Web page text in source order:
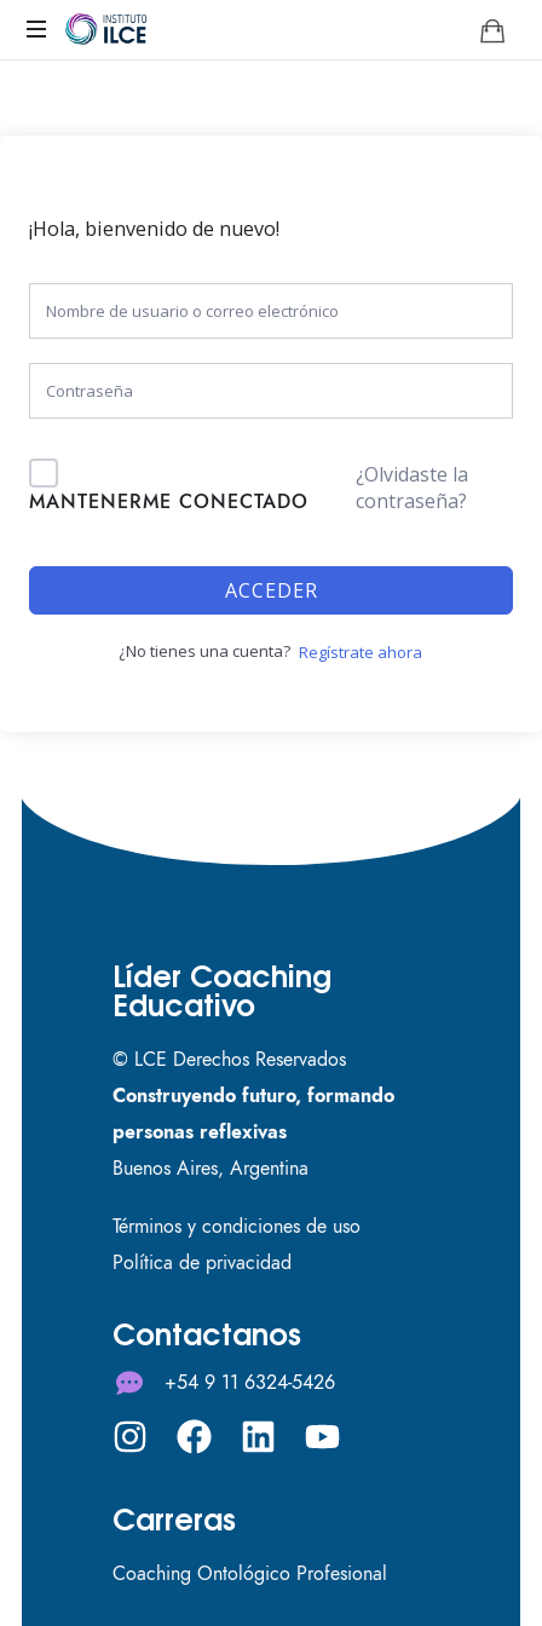
¡Hola, bienvenido de nuevo!
MANTENERME CONECTADO
¿Olvidaste la
contraseña?
ACCEDER
¿No tienes una cuenta? Regístrate ahora
Líder Coaching
Educativo
© LCE Derechos Reservados
Construyendo futuro, formando
personas reflexivas
Buenos Aires, Argentina
Términos y condiciones de uso
Política de privacidad
Contactanos
+54 9 11 6324-5426
Carreras
Coaching Ontológico Profesional